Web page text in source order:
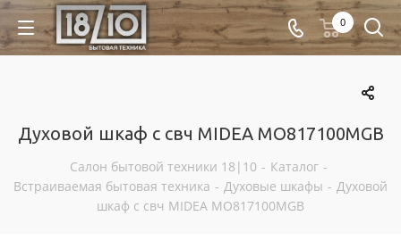
0
Духовой шкаф с свч MIDEA MO817100MGB
Салон бытовой техники 18|10 - Каталог -
Встраиваемая бытовая техника - Духовые шкафы - Духовой
шкаф с свч MIDEA MO817100MGB